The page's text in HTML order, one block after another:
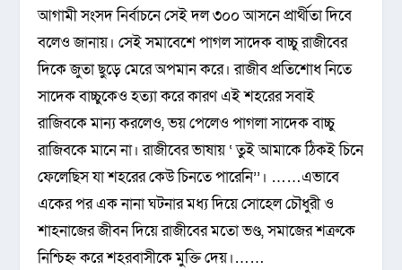
আগামী সংসদ নির্বাচনে সেই দল ৩০০ আসনে প্রার্থীতা দিবে
বলেও জানায়। সেই সমাবেশে পাগল সাদেক বাচ্চু রাজীবের
দিকে জুতা ছুড়ে মেরে অপমান করে। রাজীব প্রতিশোধ নিতে
সাদেক বাচ্চুকেও হত্যা করে কারণ এই শহরের সবাই
রাজিবকে মান্য করলেও, ভয় পেলেও পাগলা সাদেক বাচ্চু
রাজিবকে মানে না। রাজীবের ভাষায় ‘ তুই আমাকে ঠিকই চিনে
ফেলেছিস যা শহরের কেউ চিনতে পারেনি’’। ……এভাবে
একের পর এক নানা ঘটনার মধ্য দিয়ে সোহেল চৌধুরী ও
শাহনাজের জীবন দিয়ে রাজীবের মতো ভণ্ড, সমাজের শত্রুকে
নিশ্চিহ্ন করে শহরবাসীকে মুক্তি দেয়।……